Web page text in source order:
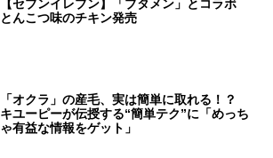
【セブンイレブン】「ブタメン」とコラボ
とんこつ味のチキン発売
「オクラ」の産毛、実は簡単に取れる！？
キユーピーが伝授する“簡単テク”に「めっち
ゃ有益な情報をゲット」